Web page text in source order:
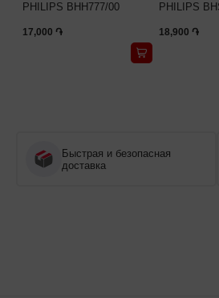
PHILIPS BHH777/00
17,000 ֏
PHILIPS
18,900 ֏
Быстрая и безопасная
доставка